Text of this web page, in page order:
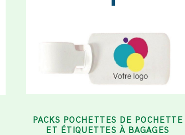
PACKS POCHETTES DE POCHETTE
ET ÉTIQUETTES À BAGAGES